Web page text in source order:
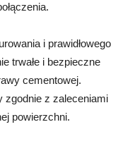
i prawidłowego
trwałe i bezpieczne
cementowej.
zgodnie z zaleceniami
powierzchni.